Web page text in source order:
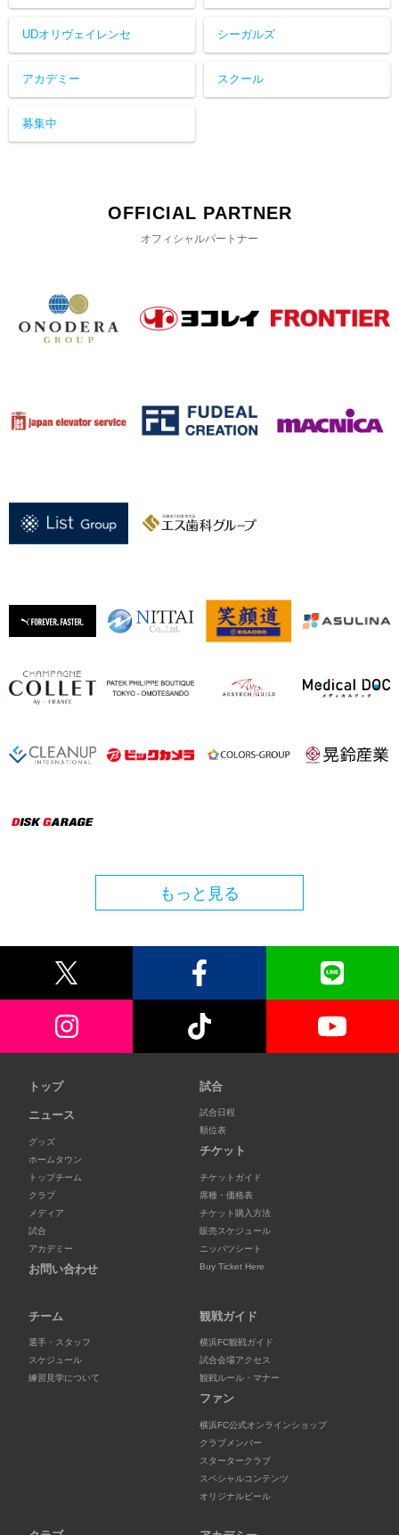
UDオリヴェイレンセ シーガルズ
アカデミー スクール
募集中
OFFICIAL PARTNER
オフィシャルパートナー
もっと見る
トップ
ニュース
グッズ
ホームタウン
トップチーム
クラブ
メディア
試合
アカデミー
お問い合わせ
試合
試合日程
順位表
チケット
チケットガイド
席種・価格表
チケット購入方法
販売スケジュール
ニッパツシート
Buy Ticket Here
チーム
選手・スタッフ
スケジュール
練習見学について
観戦ガイド
横浜FC観戦ガイド
試合会場アクセス
観戦ルール・マナー
ファン
横浜FC公式オンラインショップ
クラブメンバー
スタータークラブ
スペシャルコンテンツ
オリジナルビール